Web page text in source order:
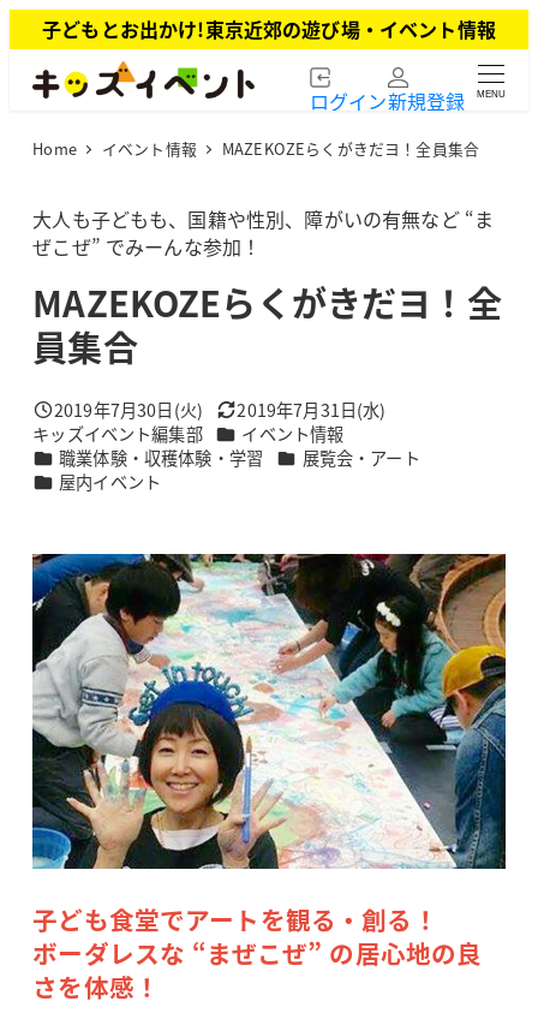
イ
子どもとお出かけ!東京近郊の遊び場・イベント情報
ログイン新規登録 MENU
Home イベント情報 MAZEKOZEらくがきだヨ！全員集合
大人も子どもも、国籍や性別、障がいの有無など “ま
ぜこぜ” でみーんな参加！
MAZEKOZEらくがきだヨ！全
員集合
投稿日
2019年7月30日(火) 更新日
2019年7月31日(水)
著
者
キッズイベント編集部 カテゴリー
イベント情報
カテゴリー
職業体験・収穫体験・学習 カテゴリー
展覧会・アート
カテゴリー
屋内イベント
子ども食堂でアートを観る・創る！
ボーダレスな “まぜこぜ” の居心地の良
さを体感！